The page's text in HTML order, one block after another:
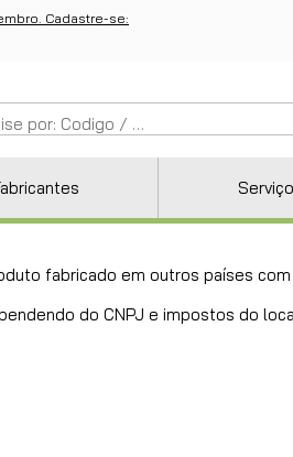
Cadastre-se:
fabricado em outros países com
do CNPJ e impostos do